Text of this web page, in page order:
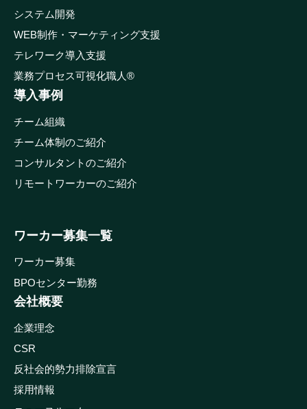
システム開発
WEB制作・マーケティング支援
テレワーク導入支援
業務プロセス可視化職人®
導入事例
チーム組織
チーム体制のご紹介
コンサルタントのご紹介
リモートワーカーのご紹介
ワーカー募集一覧
ワーカー募集
BPOセンター勤務
会社概要
企業理念
CSR
反社会的勢力排除宣言
採用情報